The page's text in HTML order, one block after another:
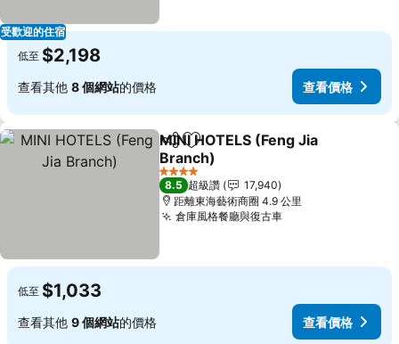
受歡迎的住宿
低至 $2,198
查看其他 8 個網站的價格 查看價格
分享 加入我的最愛
MINI HOTELS (Feng Jia
Branch)
查看價格
4 星級
8.5 超級讚
17,940
距離東海藝術商圈 4.9 公里
倉庫風格餐廳與復古車查看價格
低至 $1,033
查看其他 9 個網站的價格 查看價格